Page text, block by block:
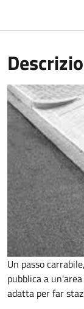
Un passo
pubblica a
adatta per far